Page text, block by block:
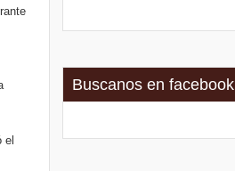
el
Buscanos en facebook